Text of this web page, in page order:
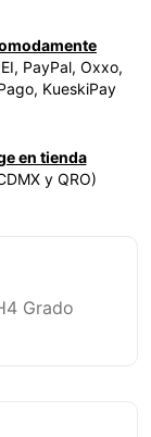
PayPal, Oxxo,
KueskiPay
en tienda
y QRO)
Grado